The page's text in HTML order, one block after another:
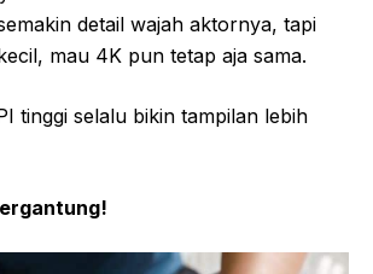
detail wajah aktornya, tapi
mau 4K pun tetap aja sama.
tinggi selalu bikin tampilan lebih